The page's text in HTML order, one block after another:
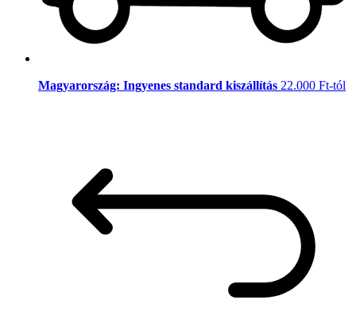
Magyarország: Ingyenes standard kiszállítás 22.000 Ft-tól